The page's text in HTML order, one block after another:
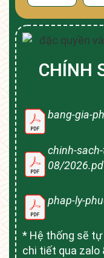
CHÍNH
bang-gia-
chinh-
08/
phap-ly-
* Hệ thống sẽ tự
chi tiết qua zalo